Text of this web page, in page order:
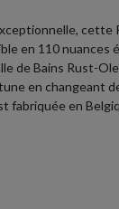
en 110
de Bains Rust-
en changeant
fabriquée en